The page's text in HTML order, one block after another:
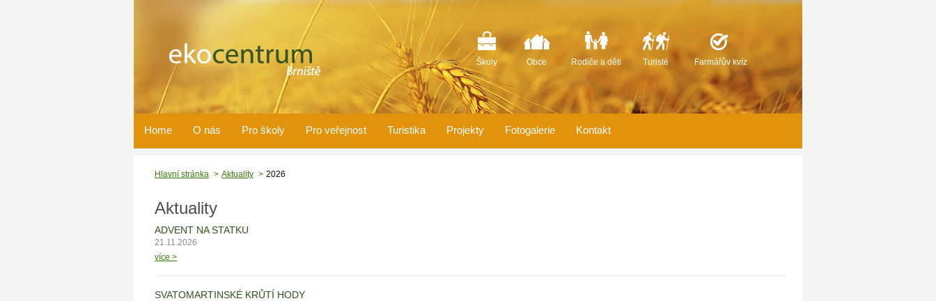
Školy Obce Rodiče a děti Turisté Farmářův kvíz
Home O nás Pro školy Pro veřejnost Turistika Projekty Fotogalerie Kontakt
Hlavní stránka Aktuality 2026
Aktuality
ADVENT NA STATKU
21.11.2026
více >
SVATOMARTINSKÉ KRŮTÍ HODY